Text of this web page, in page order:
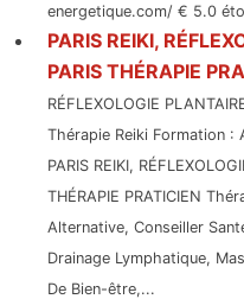
energetique.com/ € 5.0
PARIS REIKI,
PARIS THÉRAPIE
RÉFLEXOLOGIE
Thérapie Reiki Formation :
PARIS REIKI,
THÉRAPIE PRATICIEN
Alternative, Conseiller
Drainage Lymphatique,
De Bien-être,...